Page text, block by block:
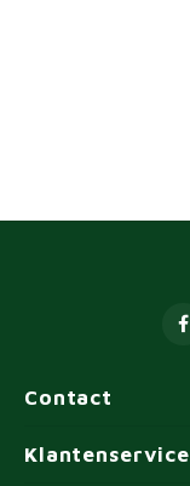
Contact
Klantenservice